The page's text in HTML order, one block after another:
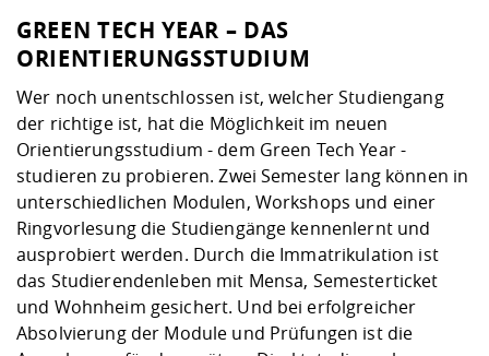
GREEN TECH YEAR – DAS
ORIENTIERUNGSSTUDIUM
Wer noch unentschlossen ist, welcher Studiengang
der richtige ist, hat die Möglichkeit im neuen
Orientierungsstudium - dem Green Tech Year -
studieren zu probieren. Zwei Semester lang können in
unterschiedlichen Modulen, Workshops und einer
Ringvorlesung die Studiengänge kennenlernt und
ausprobiert werden. Durch die Immatrikulation ist
das Studierendenleben mit Mensa, Semesterticket
und Wohnheim gesichert. Und bei erfolgreicher
Absolvierung der Module und Prüfungen ist die